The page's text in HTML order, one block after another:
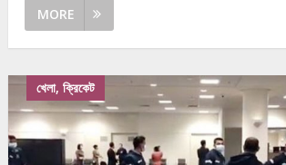
MORE
খেলা, ক্রিকেট